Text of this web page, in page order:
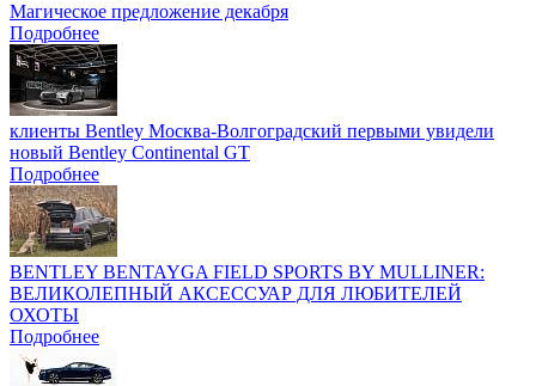
Магическое предложение декабря
Подробнее
клиенты Bentley Москва-Волгоградский первыми увидели
новый Bentley Continental GT
Подробнее
BENTLEY BENTAYGA FIELD SPORTS BY MULLINER:
ВЕЛИКОЛЕПНЫЙ АКСЕССУАР ДЛЯ ЛЮБИТЕЛЕЙ
ОХОТЫ
Подробнее